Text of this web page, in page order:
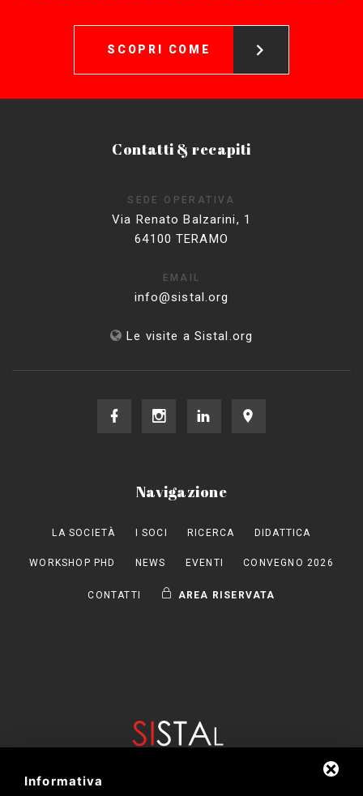
SCOPRI COME
Contatti & recapiti
SEDE OPERATIVA
Via Renato Balzarini, 1
64100 TERAMO
EMAIL
info@sistal.org
Le visite a Sistal.org
Navigazione
LA SOCIETÀ I SOCI RICERCA DIDATTICA
WORKSHOP PHD NEWS EVENTI CONVEGNO 2026
CONTATTI AREA RISERVATA
Informativa